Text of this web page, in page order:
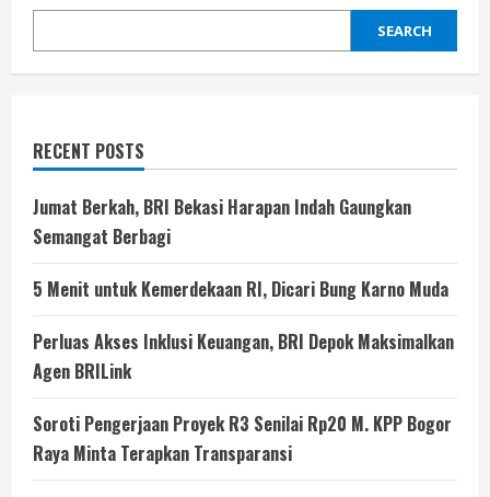
SEARCH
RECENT POSTS
Jumat Berkah, BRI Bekasi Harapan Indah Gaungkan
Semangat Berbagi
5 Menit untuk Kemerdekaan RI, Dicari Bung Karno Muda
Perluas Akses Inklusi Keuangan, BRI Depok Maksimalkan
Agen BRILink
Soroti Pengerjaan Proyek R3 Senilai Rp20 M. KPP Bogor
Raya Minta Terapkan Transparansi